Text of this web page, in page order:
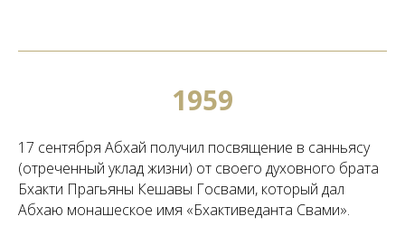
1959
17 сентября Абхай получил посвящение в санньясу
(отреченный уклад жизни) от своего духовного брата
Бхакти Прагьяны Кешавы Госвами, который дал
Абхаю монашеское имя «Бхактиведанта Свами».